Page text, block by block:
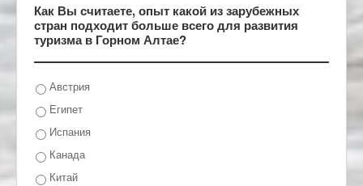
Как Вы считаете, опыт какой из зарубежных
стран подходит больше всего для развития
туризма в Горном Алтае?
Австрия
Египет
Испания
Канада
Китай